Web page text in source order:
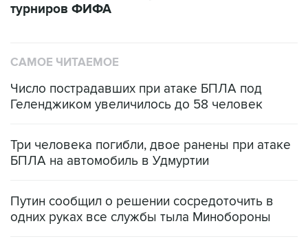
турниров ФИФА
САМОЕ ЧИТАЕМОЕ
Число пострадавших при атаке БПЛА под
Геленджиком увеличилось до 58 человек
Три человека погибли, двое ранены при атаке
БПЛА на автомобиль в Удмуртии
Путин сообщил о решении сосредоточить в
одних руках все службы тыла Минобороны